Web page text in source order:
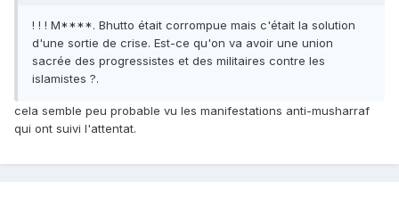
! ! ! M****. Bhutto était corrompue mais c'était la solution
d'une sortie de crise. Est-ce qu'on va avoir une union
sacrée des progressistes et des militaires contre les
islamistes ?.
cela semble peu probable vu les manifestations anti-musharraf
qui ont suivi l'attentat.